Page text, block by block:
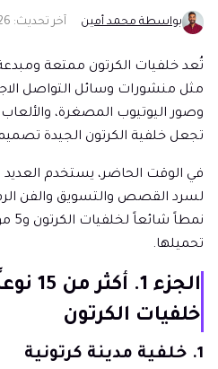
بواسطة محمد أمين آخر تحديث: 2026-07-31 18:12:28
تُعد خلفيات الكرتون ممتعة
مثل منشورات وسائل التواصل
وصور اليوتيوب المصغرة،
تجعل خلفية الكرتون الجيدة
في الوقت الحاضر، يستخدم العديد
تحميلها.
الجزء
خلفيات الكرتون
1. خلفية مدينة كرتونية